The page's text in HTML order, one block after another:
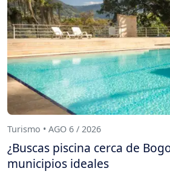
Turismo • AGO 6 / 2026
¿Buscas piscina cerca de
municipios ideales